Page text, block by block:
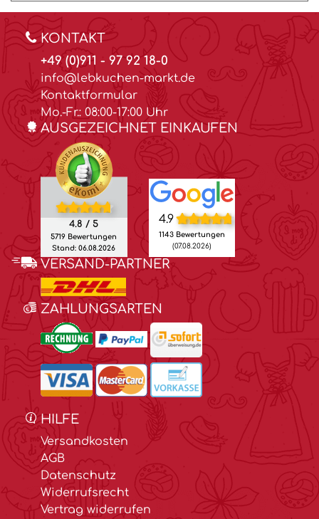
KONTAKT
+49 (0)911 - 97 92 18-0
info@lebkuchen-markt.de
Kontaktformular
Mo.-Fr.: 08:00-17:00 Uhr
AUSGEZEICHNET EINKAUFEN
4.8 / 5
5719 Bewertungen
Stand: 06.08.2026
4.9
1143 Bewertungen
(07.08.2026)
VERSAND-PARTNER
ZAHLUNGSARTEN
HILFE
Versandkosten
AGB
Datenschutz
Widerrufsrecht
Vertrag widerrufen